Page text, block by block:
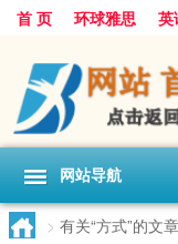
首 页 环球雅思 英
网站导航
> 有关“方式”的文章